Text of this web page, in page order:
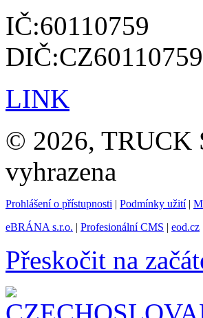
IČ:60110759
DIČ:CZ60110759
LINK
© 2026, TRUCK
vyhrazena
Prohlášení o přístupnosti | Podmínky užití|
eBRÁNA s.r.o. | Profesionální CMS | eod.cz
Přeskočit na